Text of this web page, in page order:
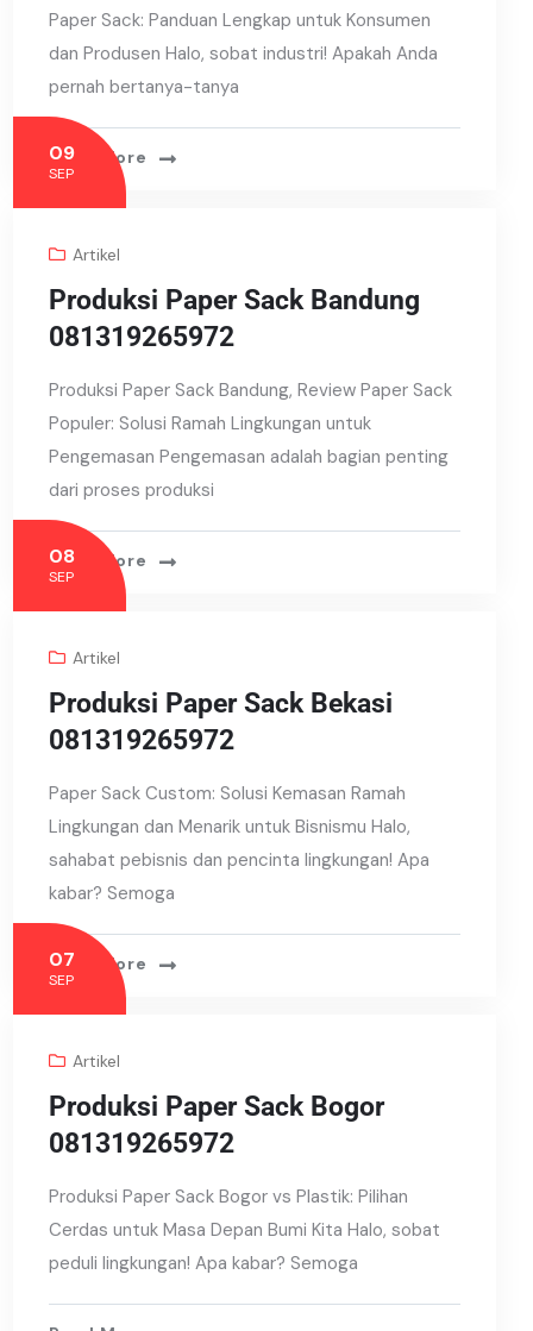
Paper Sack: Panduan Lengkap untuk Konsumen
dan Produsen Halo, sobat industri! Apakah Anda
pernah bertanya-tanya
Read More
09
SEP
Artikel
Produksi Paper Sack Bandung
081319265972
Produksi Paper Sack Bandung, Review Paper Sack
Populer: Solusi Ramah Lingkungan untuk
Pengemasan Pengemasan adalah bagian penting
dari proses produksi
Read More
08
SEP
Artikel
Produksi Paper Sack Bekasi
081319265972
Paper Sack Custom: Solusi Kemasan Ramah
Lingkungan dan Menarik untuk Bisnismu Halo,
sahabat pebisnis dan pencinta lingkungan! Apa
kabar? Semoga
Read More
07
SEP
Artikel
Produksi Paper Sack Bogor
081319265972
Produksi Paper Sack Bogor vs Plastik: Pilihan
Cerdas untuk Masa Depan Bumi Kita Halo, sobat
peduli lingkungan! Apa kabar? Semoga